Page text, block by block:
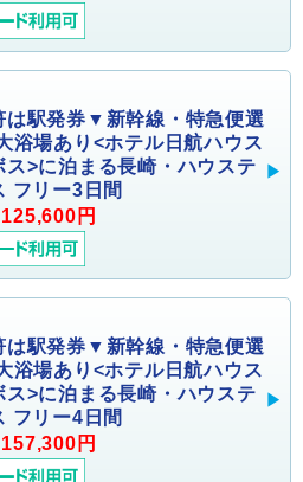
駅発券▼新幹線・特急便選
浴場あり<ホテル日航ハウス
ス>に泊まる長崎・ハウステ
フリー3日間
円
駅発券▼新幹線・特急便選
浴場あり<ホテル日航ハウス
ス>に泊まる長崎・ハウステ
フリー4日間
円